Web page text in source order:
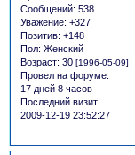
Сообщений: 538
Уважение: +327
Позитив: +148
Пол: Женский
Возраст: 30 [1996-05-09]
Провел на форуме:
17 дней 8 часов
Последний визит:
2009-12-19 23:52:27